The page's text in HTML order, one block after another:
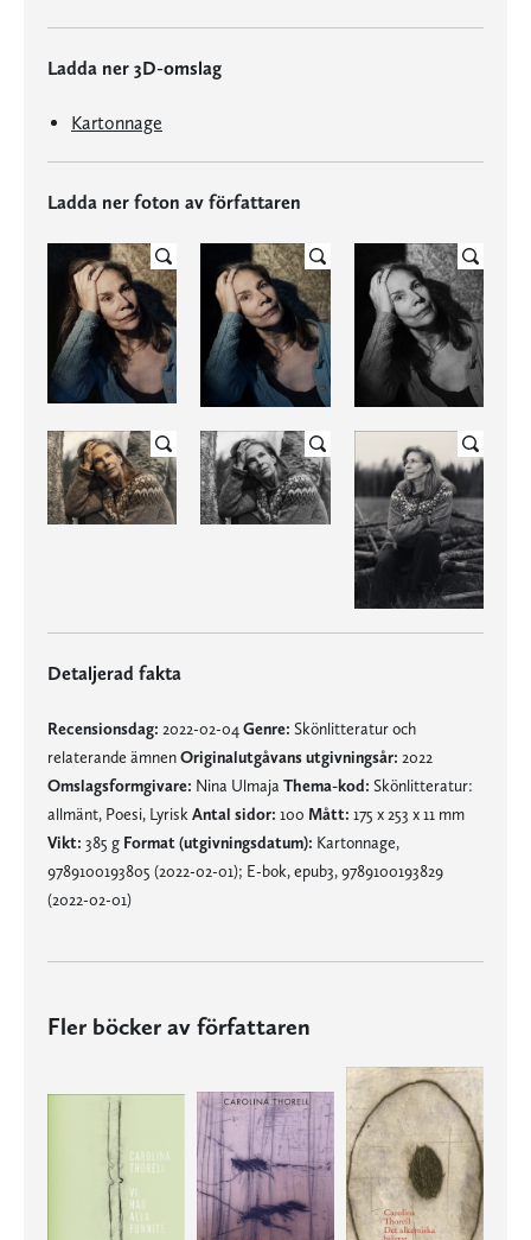
Ladda ner 3D-omslag
Kartonnage
Ladda ner foton av författaren
Detaljerad fakta
Recensionsdag: 2022-02-04 Genre: Skönlitteratur och
relaterande ämnenOriginalutgåvans utgivningsår: 2022
Omslagsformgivare: Nina Ulmaja Thema-kod: Skönlitteratur:
allmänt, Poesi, Lyrisk Antal sidor: 100 Mått: 175 x 253 x 11 mm
Vikt: 385 g Format (utgivningsdatum): Kartonnage,
9789100193805 (2022-02-01); E-bok, epub3, 9789100193829
(2022-02-01)
Fler böcker av författaren